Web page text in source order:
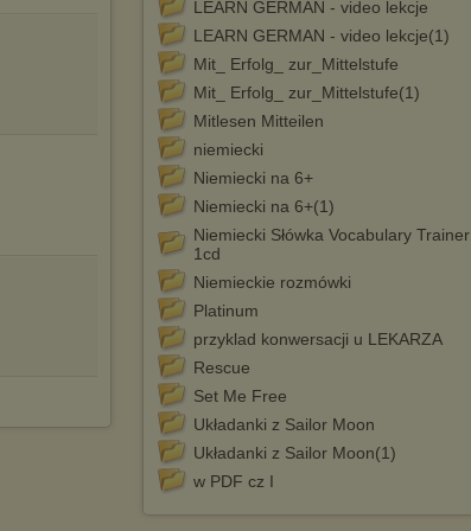
LEARN GERMAN - video lekcje
LEARN GERMAN - video lekcje(1)
Mit_ Erfolg_ zur_Mittelstufe
Mit_ Erfolg_ zur_Mittelstufe(1)
Mitlesen Mitteilen
niemiecki
Niemiecki na 6+
Niemiecki na 6+(1)
Niemiecki Słówka Vocabulary Trainer
1cd
Niemieckie rozmówki
Platinum
przyklad konwersacji u LEKARZA
Rescue
Set Me Free
Układanki z Sailor Moon
Układanki z Sailor Moon(1)
w PDF cz I